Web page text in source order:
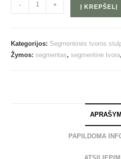
- + Į KREPŠELĮ
Kategorijos: Segmentinės tvoros
Žymos:segmentas,segmentinė tvora
PAPILDOMA